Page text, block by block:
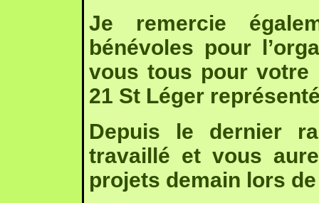
Je remercie
bénévoles pour
vous tous pour votre
21 St Léger
Depuis le dernier
travaillé et vous
projets demain lors